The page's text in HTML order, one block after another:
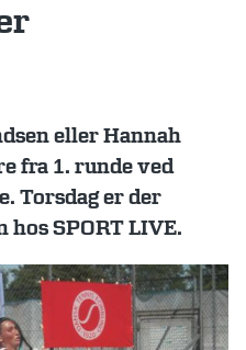
eller Hannah
fra 1. runde ved
Torsdag er der
SPORT LIVE.